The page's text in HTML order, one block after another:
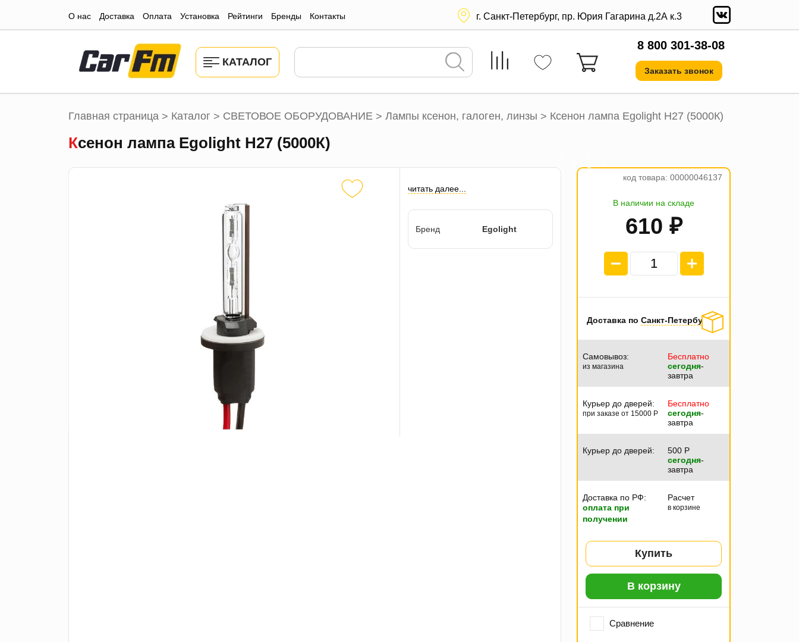
О нас Доставка Оплата Установка Рейтинги Бренды Контакты г. Санкт-Петербург, пр. Юрия Гагарина д.2А к.3
КАТАЛОГ
8 800 301-38-08
Заказать звонок
Главная страница > Каталог > СВЕТОВОЕ ОБОРУДОВАНИЕ > Лампы ксенон, галоген, линзы > Ксенон лампа Egolight Н27 (5000К)
Ксенон лампа Egolight Н27 (5000К)
читать далее...
Бренд Egolight
код товара: 00000046137
В наличии на складе
610 ₽
а
₽
Доставка по Санкт-Петербургу
Самовывоз:
из магазина
Бесплатно
сегодня-
завтра
Курьер до дверей:
при заказе от 15000 P
Бесплатно
сегодня-
завтра
Курьер до дверей: 500 P
сегодня-
завтра
Доставка по РФ:
оплата при
получении
Расчет
в корзине
Купить
В корзину
Сравнение